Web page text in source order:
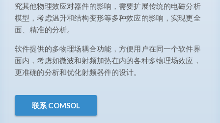
究其他物理效应对器件的影响，需要扩展传统的电磁分析
模型，考虑温升和结构变形等多种效应的影响，实现更全
面、精准的分析。
软件提供的多物理场耦合功能，方便用户在同一个软件界
面内，考虑如微波和射频加热在内的各种多物理场效应，
更准确的分析和优化射频器件的设计。
联系 COMSOL